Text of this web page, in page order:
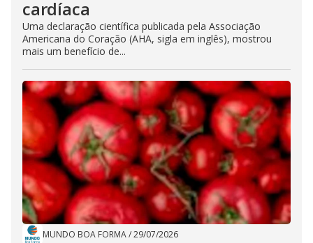
cardíaca
Uma declaração científica publicada pela Associação
Americana do Coração (AHA, sigla em inglês), mostrou
mais um benefício de...
MUNDO BOA FORMA/29/07/2026